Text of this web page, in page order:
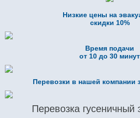
Низкие цены на
скидки 10%
Время подачи
от 10 до 30 минут
Перевозки в нашей компании
Перевозка гусеничный